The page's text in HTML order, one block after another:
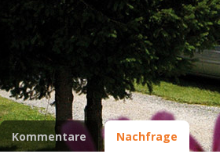
Kommentare Nachfrage